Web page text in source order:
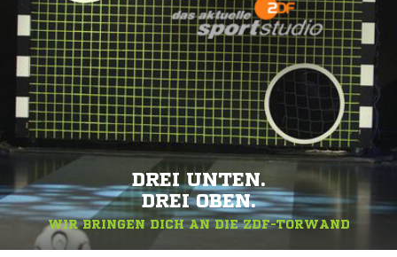
DREI UNTEN.
DREI OBEN.
WIR BRINGEN DICH AN DIE ZDF-TORWAND